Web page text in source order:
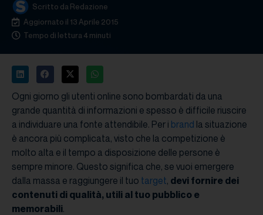
Scritto da Redazione
Aggiornato il 13 Aprile 2015
Tempo di lettura 4 minuti
Ogni giorno gli utenti online sono bombardati da una
grande quantità di informazioni e spesso è difficile riuscire
a individuare una fonte attendibile. Per i brand la situazione
è ancora più complicata, visto che la competizione è
molto alta e il tempo a disposizione delle persone è
sempre minore. Questo significa che, se vuoi emergere
dalla massa e raggiungere il tuo target, devi fornire dei
contenuti di qualità, utili al tuo pubblico e
memorabili.